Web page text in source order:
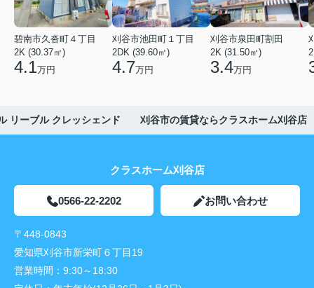
碧南市久沓町４丁目
2K (30.37㎡)
4.1万円
刈谷市池田町１丁目
2DK (39.60㎡)
4.7万円
刈谷市泉田町割田
2K (31.50㎡)
3.4万円
リーブル クレッシェンド 刈谷市の賃貸ならクラスホーム刈谷店
クラスホーム刈谷店
0566-22-2202 お問い合わせ
〒448-0843
愛知県刈谷市新栄町６丁目19
営業時間： 9:30～18:30